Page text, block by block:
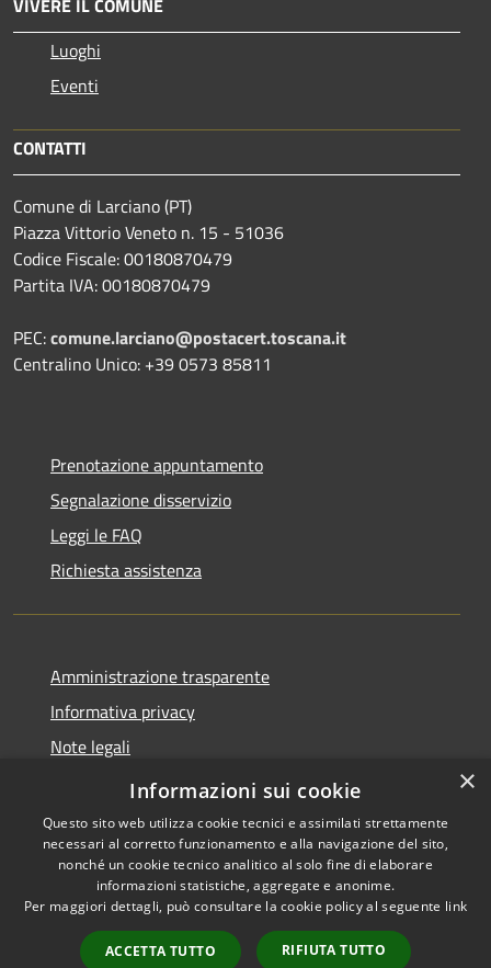
Luoghi
Eventi
CONTATTI
Comune di Larciano (PT)
Piazza Vittorio Veneto n. 15 - 51036
Codice Fiscale: 00180870479
Partita IVA: 00180870479
PEC:comune.larciano@postacert.toscana.it
Centralino Unico: +39 0573 85811
Prenotazione appuntamento
Segnalazione disservizio
Leggi le FAQ
Richiesta assistenza
Amministrazione trasparente
Informativa privacy
Note legali
Dichiarazione di accessibilità
Accessibilità
Copyright © 2026 • Comune di
Larciano • Powered by
Municipium•
Accesso
×
Informazioni sui cookie
Questo sito web utilizza cookie tecnici e assimilati strettamente
necessari al corretto funzionamento e alla navigazione del sito,
nonché un cookie tecnico analitico al solo fine di elaborare
informazioni statistiche, aggregate e anonime.
Per maggiori dettagli, può consultare la cookie policy al seguente link
ACCETTA TUTTO RIFIUTA TUTTO